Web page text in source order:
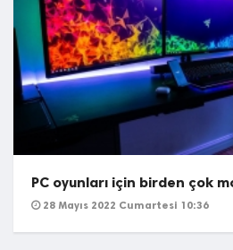
PC oyunları için birden çok
28 Mayıs 2022 Cumartesi 10:36